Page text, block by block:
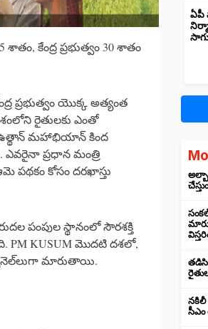
కేంద్ర ప్రభుత్వం 30 శాతం
ప్రభుత్వం యొక్క అత్యంత
రైతులకు ఎంతో
ఉత్థాన్ మహాభియాన్ కింద
ఎవరైనా ప్రధాన మంత్రి
పథకం కోసం దరఖాస్తు
పంపుల స్థానంలో సౌరశక్తి
PM KUSUM మొదటి దశలో,
మారుతాయి.
ఏపీ
నకిలీ
సీఎం